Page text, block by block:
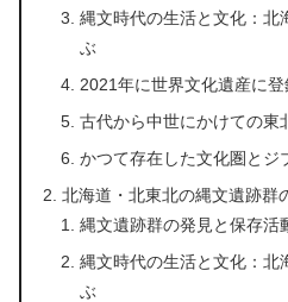
縄文時代の生活と文化：北
ぶ
2021年に世界文化遺産に
古代から中世にかけての東
かつて存在した文化圏とジ
北海道・北東北の縄文遺跡群
縄文遺跡群の発見と保存活
縄文時代の生活と文化：北
ぶ